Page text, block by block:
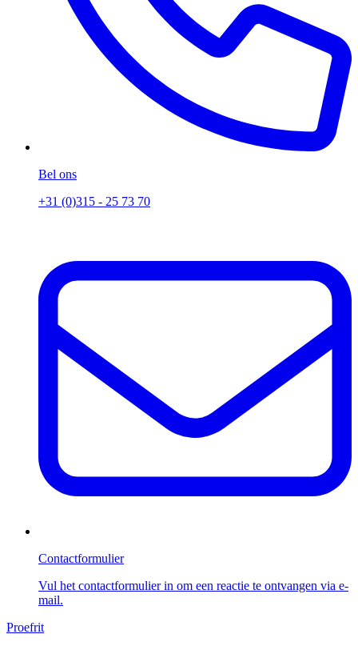
Bel ons
+31 (0)315 - 25 73 70
Contactformulier
Vul het contactformulier in om een reactie te ontvangen via e-
mail.
Proefrit